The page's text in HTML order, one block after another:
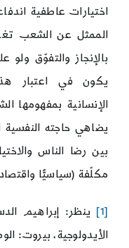
اختيارات عاطفية
الممثل عن الشعب
بالإنجاز والتفوّق
يكون في اعتبار
الإنسانية بمفهومها
يضاهي حاجته النفسية
بين رضا الناس
مكلّفة (سياسيًّا
[1]
ينظر: إبراهيم
الأيدولوجية، بيروت: الوطن